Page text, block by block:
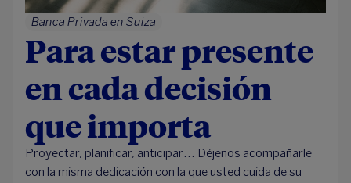
Banca Privada en Suiza
Para estar presente
en cada decisión
que importa
Proyectar, planificar, anticipar… Déjenos acompañarle
con la misma dedicación con la que usted cuida de su